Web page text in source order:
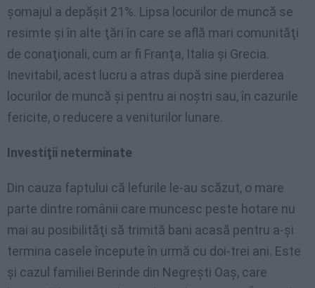
şomajul a depăşit 21%. Lipsa locurilor de muncă se
resimte şi în alte ţări în care se află mari comunităţi
de conaţionali, cum ar fi Franţa, Italia şi Grecia.
Inevitabil, acest lucru a atras după sine pierderea
locurilor de muncă şi pentru ai noştri sau, în cazurile
fericite, o reducere a veniturilor lunare.
Investiţii neterminate
Din cauza faptului că lefurile le-au scăzut, o mare
parte dintre românii care muncesc peste hotare nu
mai au posibilităţi să trimită bani acasă pentru a-şi
termina casele începute în urmă cu doi-trei ani. Este
şi cazul familiei Berinde din Negreşti Oaş, care